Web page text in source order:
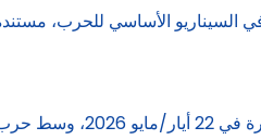
في السيناريو الأساسي للحرب،